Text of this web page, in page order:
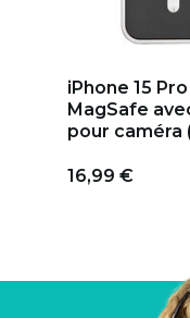
iPhone 15
MagSafe
pour caméra
16,99 €